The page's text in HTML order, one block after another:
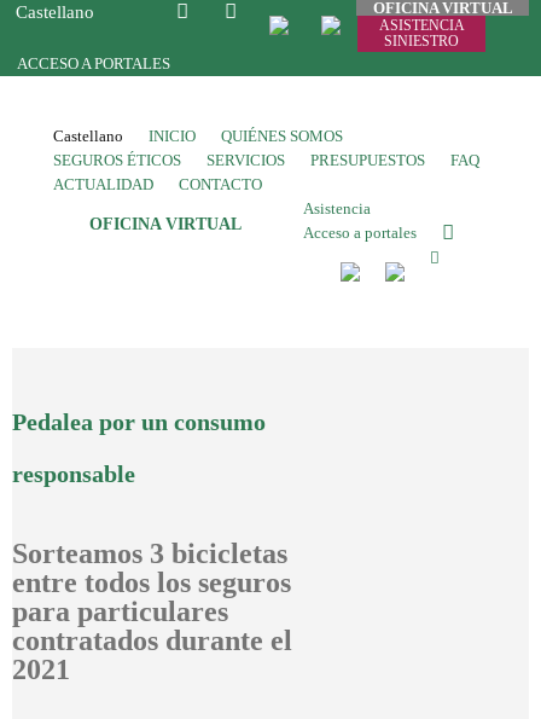
Castellano OFICINA VIRTUAL
ASISTENCIA
SINIESTRO
ACCESO A PORTALES
Castellano INICIO
QUIÉNES SOMOS
SEGUROS ÉTICOS
SERVICIOS PRESUPUESTOS
FAQ
ACTUALIDAD
CONTACTO
OFICINA VIRTUAL
Asistencia
Acceso a portales
Pedalea por un consumo
responsable
Sorteamos 3 bicicletas
entre todos los seguros
para particulares
contratados durante el
2021